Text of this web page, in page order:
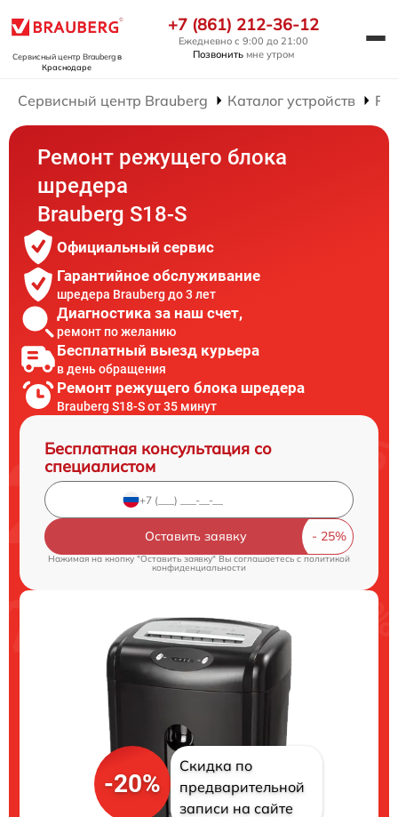
Сервисный центр Braubergв
Краснодаре
+7 (861) 212-36-12
Ежедневно с 9:00 до 21:00
Позвонить мне утром
Сервисный центр Brauberg Каталог устройств
Ремонт режущего блока
шредера
Brauberg S18-S
Официальный сервис
Гарантийное обслуживание
шредера Brauberg до 3 лет
Диагностика за наш счет,
ремонт по желанию
Бесплатный выезд курьера
в день обращения
Ремонт режущего блока шредера
Brauberg S18-S от 35 минут
Бесплатная консультация со
специалистом
Оставить заявку
Нажимая на кнопку "Оставить заявку" Вы соглашаетесь c политикой
конфиденциальности
-20%
Скидка по
предварительной
записи на сайте